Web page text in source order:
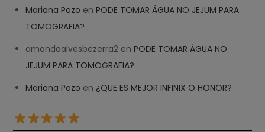
Mariana Pozo enPODE TOMAR ÁGUA NO JEJUM PARA
TOMOGRAFIA?
amandaalvesbezerra2 enPODE TOMAR ÁGUA NO
JEJUM PARA TOMOGRAFIA?
Mariana Pozo en ¿QUE ES MEJOR INFINIX O HONOR?